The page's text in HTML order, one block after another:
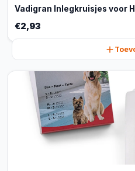
Vadigran Inlegkruisjes voor
€2,93